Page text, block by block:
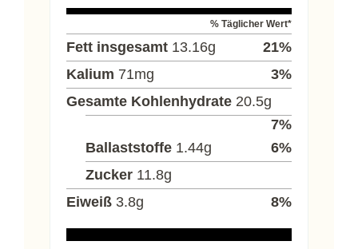
% Täglicher Wert*
Fett insgesamt 13.16g 21%
Kalium 71mg 3%
Gesamte Kohlenhydrate 20.5g
7%
Ballaststoffe 1.44g 6%
Zucker 11.8g
Eiweiß 3.8g 8%